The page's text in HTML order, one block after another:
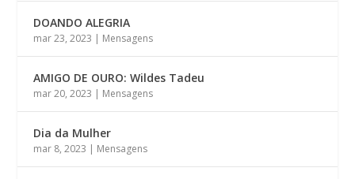
DOANDO ALEGRIA
mar 23, 2023 | Mensagens
AMIGO DE OURO: Wildes Tadeu
mar 20, 2023 | Mensagens
Dia da Mulher
mar 8, 2023 | Mensagens